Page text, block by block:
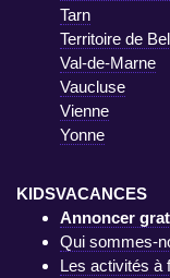
Tarn
Territoire de
Val-de-Marne
Vaucluse
Vienne
Yonne
KIDSVACANCES
Annoncer
Qui sommes-
Les activités à